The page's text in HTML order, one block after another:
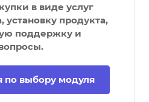
в виде услуг
продукта,
поддержку и
по выбору модуля